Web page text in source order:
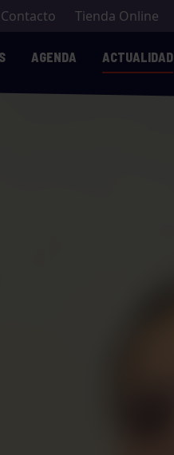
Contacto Tienda Online
AGENDA ACTUALIDAD